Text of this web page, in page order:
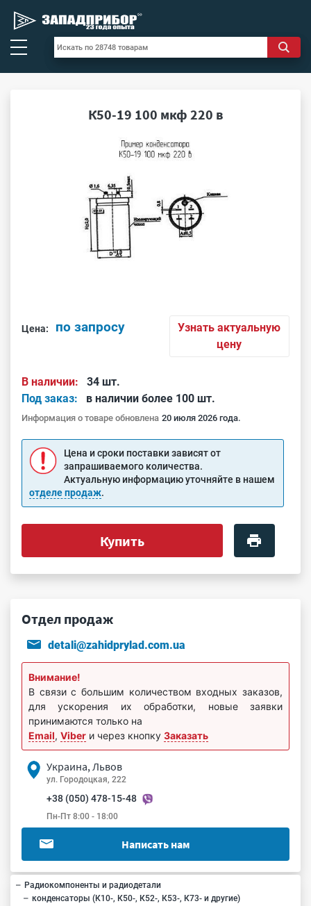
К50-19 100 мкф 220 в
Цена: по запросу
Узнать актуальную
цену
В наличии:
34 шт.
Под заказ:
в наличии более 100 шт.
Информация о товаре обновлена 20 июля 2026 года.
Цена и сроки поставки зависят от
запрашиваемого количества.
Актуальную информацию уточняйте в нашем
отделе продаж.
Купить
Отдел продаж
detali@zahidprylad.com.ua
Внимание!
В связи с большим количеством входных заказов,
для ускорения их обработки, новые заявки
принимаются только на
Email, Viber и через кнопку Заказать
Украина, Львов
ул. Городоцкая, 222
+38 (050) 478-15-48
Пн-Пт 8:00 - 18:00
Написать нам
Радиокомпоненты и радиодетали
конденсаторы (К10-, К50-, К52-, К53-, К73- и другие)